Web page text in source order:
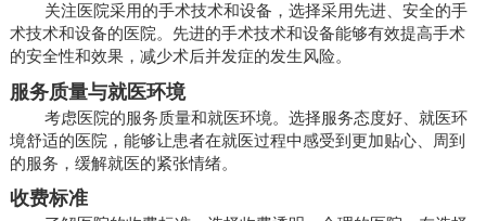
关注医院采用的手术技术和设备，选择采用先进、安全的手
术技术和设备的医院。先进的手术技术和设备能够有效提高手术
的安全性和效果，减少术后并发症的发生风险。
服务质量与就医环境
考虑医院的服务质量和就医环境。选择服务态度好、就医环
境舒适的医院，能够让患者在就医过程中感受到更加贴心、周到
的服务，缓解就医的紧张情绪。
收费标准